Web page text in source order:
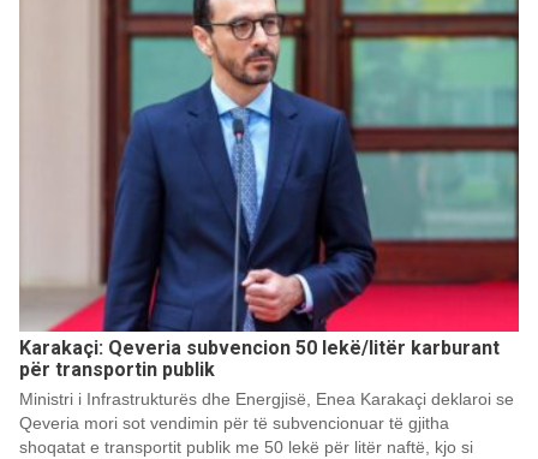
Karakaçi: Qeveria subvencion 50 lekë/litër karburant
për transportin publik
Ministri i Infrastrukturës dhe Energjisë, Enea Karakaçi deklaroi se
Qeveria mori sot vendimin për të subvencionuar të gjitha
shoqatat e transportit publik me 50 lekë për litër naftë, kjo si